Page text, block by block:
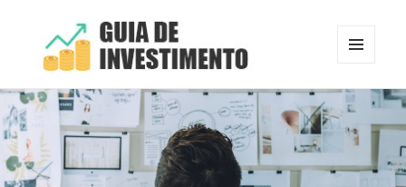
Guia de Investimento
E
WIDGETS